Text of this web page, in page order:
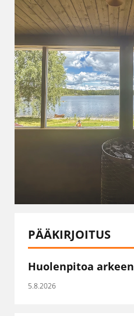
PÄÄKIRJOITUS
Huolenpitoa arkeen
5.8.2026